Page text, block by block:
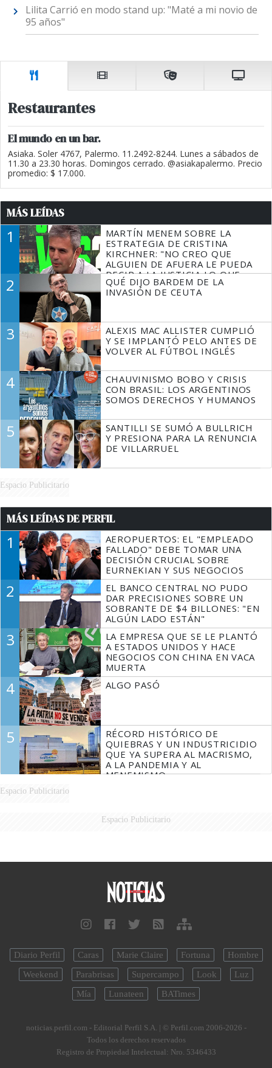
Lilita Carrió en modo stand up: "Maté a mi novio de
95 años"
Restaurantes
El mundo en un bar.
Asiaka. Soler 4767, Palermo. 11.2492-8244. Lunes a sábados de
11.30 a 23.30 horas. Domingos cerrado. @asiakapalermo. Precio
promedio: $ 17.000.
MÁS LEÍDAS
1
MARTÍN MENEM SOBRE LA
ESTRATEGIA DE CRISTINA
KIRCHNER: "NO CREO QUE
ALGUIEN DE AFUERA LE PUEDA
DECIR A LA JUSTICIA LO QUE
TIENE QUE HACER"
2
QUÉ DIJO BARDEM DE LA
INVASIÓN DE CEUTA
3
ALEXIS MAC ALLISTER CUMPLIÓ
Y SE IMPLANTÓ PELO ANTES DE
VOLVER AL FÚTBOL INGLÉS
4
CHAUVINISMO BOBO Y CRISIS
CON BRASIL: LOS ARGENTINOS
SOMOS DERECHOS Y HUMANOS
5
SANTILLI SE SUMÓ A BULLRICH
Y PRESIONA PARA LA RENUNCIA
DE VILLARRUEL
Espacio Publicitario
MÁS LEÍDAS DE PERFIL
1
AEROPUERTOS: EL "EMPLEADO
FALLADO" DEBE TOMAR UNA
DECISIÓN CRUCIAL SOBRE
EURNEKIAN Y SUS NEGOCIOS
2
EL BANCO CENTRAL NO PUDO
DAR PRECISIONES SOBRE UN
SOBRANTE DE $4 BILLONES: "EN
ALGÚN LADO ESTÁN"
3
LA EMPRESA QUE SE LE PLANTÓ
A ESTADOS UNIDOS Y HACE
NEGOCIOS CON CHINA EN VACA
MUERTA
4 ALGO PASÓ
5
RÉCORD HISTÓRICO DE
QUIEBRAS Y UN INDUSTRICIDIO
QUE YA SUPERA AL MACRISMO,
A LA PANDEMIA Y AL
MENEMISMO
Espacio Publicitario
Espacio Publicitario
Diario Perfil Caras Marie Claire Fortuna
Hombre
Weekend
Parabrisas Supercampo Look
Luz
Mía
Lunateen BATimes
noticias.perfil.com - Editorial Perfil S.A. | © Perfil.com 2006-2026 -
Todos los derechos reservados
Registro de Propiedad Intelectual: Nro. 5346433